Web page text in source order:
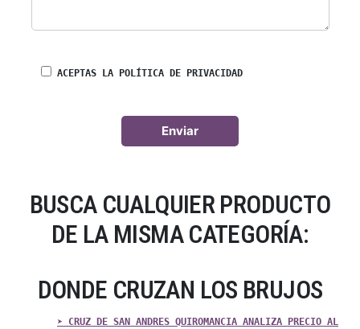
ACEPTAS LA POLÍTICA DE PRIVACIDAD
BUSCA CUALQUIER PRODUCTO
DE LA MISMA CATEGORÍA:
DONDE CRUZAN LOS BRUJOS
➤ CRUZ DE SAN ANDRES QUIROMANCIA ANALIZA PRECIO AL